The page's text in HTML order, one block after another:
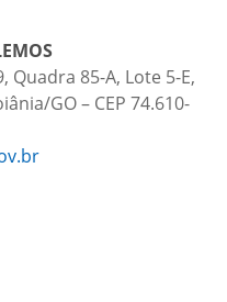
Quadra 85-A, Lote 5-E,
GO – CEP 74.610-